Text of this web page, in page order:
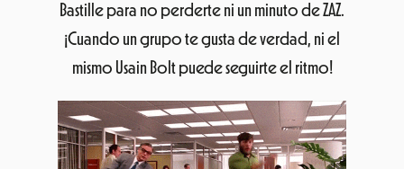
Bastille para no perderte ni un minuto de ZAZ.
¡Cuando un grupo te gusta de verdad, ni el
mismo Usain Bolt puede seguirte el ritmo!